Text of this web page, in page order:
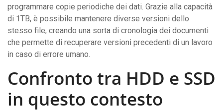
programmare copie periodiche dei dati. Grazie alla capacità
di 1TB, è possibile mantenere diverse versioni dello
stesso file, creando una sorta di cronologia dei documenti
che permette di recuperare versioni precedenti di un lavoro
in caso di errore umano.
Confronto tra HDD e SSD
in questo contesto